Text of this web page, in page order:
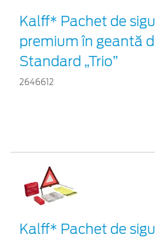
Kalff* Pachet de
premium în geantă
Standard „Trio”
2646612
Kalff* Pachet de